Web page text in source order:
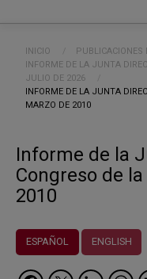
Ruta de
INICIO
PUBLICACIONES
INFORME DE LA JUNTA
JULIO DE 2026
CURRENT:
INFORME DE LA JUNTA
MARZO DE 2010
Informe de la
Congreso de
2010
ESPAÑOL ENGLISH